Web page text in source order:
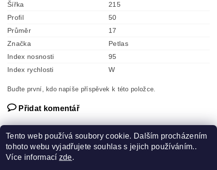
Šířka
215
Profil
50
Průměr
17
Značka
Petlas
Index nosnosti
95
Index rychlosti
W
Buďte první, kdo napíše příspěvek k této položce.
Přidat komentář
Tento web používá soubory cookie. Dalším procházením
tohoto webu vyjadřujete souhlas s jejich používáním..
Více informací zde.